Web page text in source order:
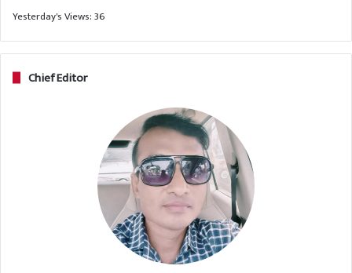
Yesterday's Views:36
Chief Editor